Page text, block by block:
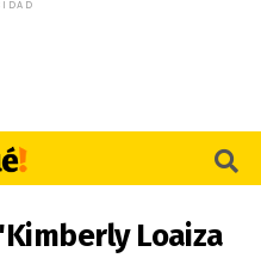
Loaiza